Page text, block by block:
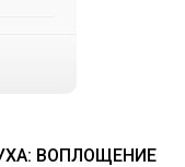
ВОПЛОЩЕНИЕ